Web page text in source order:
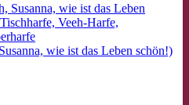
wie ist das Leben schön!)